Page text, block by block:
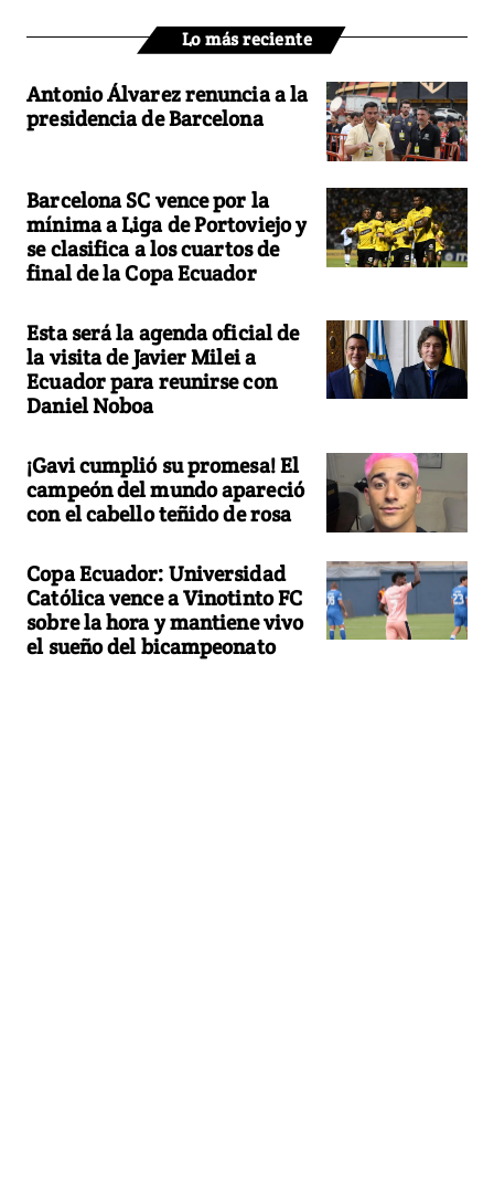
Lo más reciente
Antonio Álvarez renuncia a la
presidencia de Barcelona
Barcelona SC vence por la
mínima a Liga de Portoviejo y
se clasifica a los cuartos de
final de la Copa Ecuador
Esta será la agenda oficial de
la visita de Javier Milei a
Ecuador para reunirse con
Daniel Noboa
¡Gavi cumplió su promesa! El
campeón del mundo apareció
con el cabello teñido de rosa
Copa Ecuador: Universidad
Católica vence a Vinotinto FC
sobre la hora y mantiene vivo
el sueño del bicampeonato